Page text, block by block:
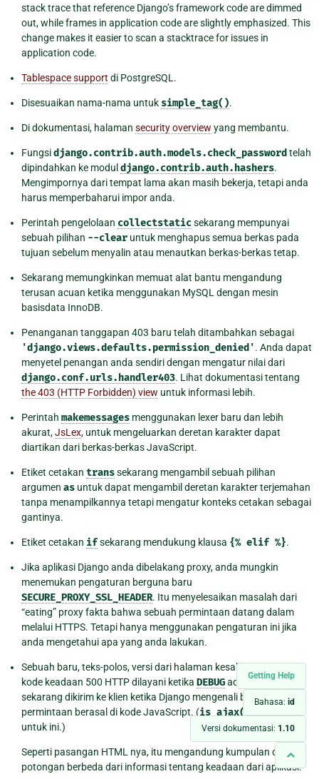
Getting Help
Bahasa: id
Versi dokumentasi: 1.10
stack trace that reference Django’s framework code are dimmed
out, while frames in application code are slightly emphasized. This
change makes it easier to scan a stacktrace for issues in
application code.
Tablespace support di PostgreSQL.
Disesuaikan nama-nama untuk simple_tag().
Di dokumentasi, halaman security overview yang membantu.
Fungsidjango.contrib.auth.models.check_password telah
dipindahkan ke modul django.contrib.auth.hashers.
Mengimpornya dari tempat lama akan masih bekerja, tetapi anda
harus memperbaharui impor anda.
Perintah pengelolaan collectstaticsekarang mempunyai
sebuah pilihan --clear untuk menghapus semua berkas pada
tujuan sebelum menyalin atau menautkan berkas-berkas tetap.
Sekarang memungkinkan memuat alat bantu mengandung
terusan acuan ketika menggunakan MySQL dengan mesin
basisdata InnoDB.
Penanganan tanggapan 403 baru telah ditambahkan sebagai
'django.views.defaults.permission_denied'. Anda dapat
menyetel penangan anda sendiri dengan mengatur nilai dari
django.conf.urls.handler403. Lihat dokumentasi tentang
the 403 (HTTP Forbidden) view untuk informasi lebih.
Perintah makemessages menggunakan lexer baru dan lebih
akurat,JsLex, untuk mengeluarkan deretan karakter dapat
diartikan dari berkas-berkas JavaScript.
Etiket cetakan transsekarang mengambil sebuah pilihan
argumen as untuk dapat mengambil deretan karakter terjemahan
tanpa menampilkannya tetapi mengatur konteks cetakan sebagai
gantinya.
Etiket cetakan ifsekarang mendukung klausa {% elif %}.
Jika aplikasi Django anda dibelakang proxy, anda mungkin
menemukan pengaturan berguna baru
SECURE_PROXY_SSL_HEADER. Itu menyelesaikan masalah dari
“eating” proxy fakta bahwa sebuah permintaan datang dalam
melalui HTTPS. Tetapi hanya menggunakan pengaturan ini jika
anda mengetahui apa yang anda lakukan.
Sebuah baru, teks-polos, versi dari halaman kesalahan internal
kode keadaan 500 HTTP dilayani ketika DEBUGadalahTrue
sekarang dikirim ke klien ketika Django mengenali bahwa
permintaan berasal di kode JavaScript. (is_ajax()
untuk ini.)
Seperti pasangan HTML nya, itu mengandung kumpulan dari
potongan berbeda dari informasi tentang keadaan dari aplikasi.